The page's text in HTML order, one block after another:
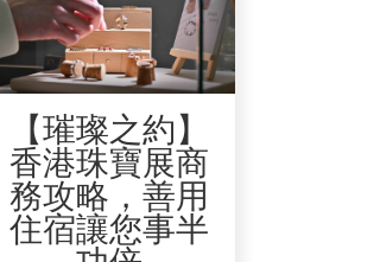
【璀璨之約】
香港珠寶展商
務攻略，善用
住宿讓您事半